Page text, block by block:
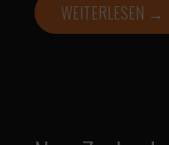
WEITERLESEN →